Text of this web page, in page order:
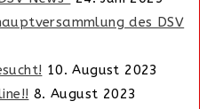
des DSV
10. August 2023
8. August 2023